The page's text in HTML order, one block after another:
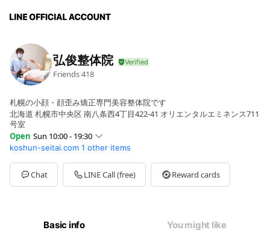
弘俊整体院
Friends418
札幌の小顔・顔歪み矯正専門美容整体院です
北海道 札幌市中央区 南八条西4丁目422-41 オリエンタルエミネンス711
号室
Open Sun 10:00 - 19:30
Sun10:00 - 19:30
Mon10:00 - 19:30
Tue00:00 - 00:00
Wed10:00 - 19:30
10:00 - 17:00
火曜・祝日は定休日、不定休あり
koshun-seitai.com 1 other items
Chat LINE Call (free) Reward cards
Basic info You might like